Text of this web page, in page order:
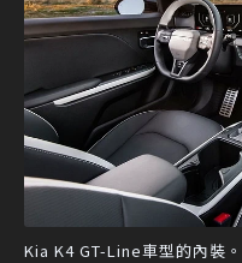
Kia K4 GT-Line車型的內裝